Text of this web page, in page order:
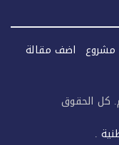
اضف مقالة
الحقوق